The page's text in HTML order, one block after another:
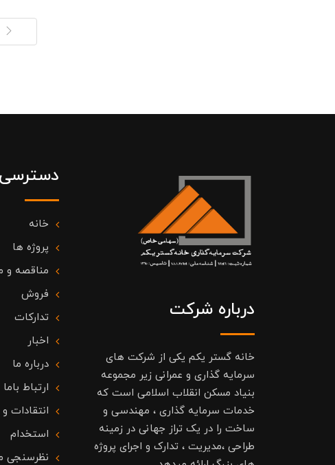
درباره شرکت
خانه گستر یکم یکی از شرکت های
سرمایه گذاری و عمرانی زیر مجموعه
بنیاد مسکن انقلاب اسلامی است که
خدمات سرمایه گذاری ، مهندسی و
ساخت را در یک تراز جهانی در زمینه
طراحی ،مدیریت ، تدارک و اجرای پروژه
خانه
پروژه ها
مناقصه و
فروش
تدارکات
اخبار
درباره ما
ارتباط باما
انتقادات
استخدام
نظرسنجی